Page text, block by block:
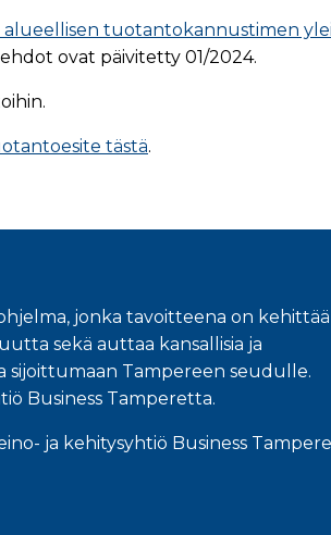
alueellisen tuotantokannustimen
ovat päivitetty 01/2024.
tästä.
jonka tavoitteena on kehittää
sekä auttaa kansallisia ja
sijoittumaan Tampereen seudulle.
Business Tamperetta.
ja kehitysyhtiö Business Tampere